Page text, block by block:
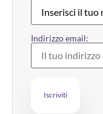
Indirizzo email: